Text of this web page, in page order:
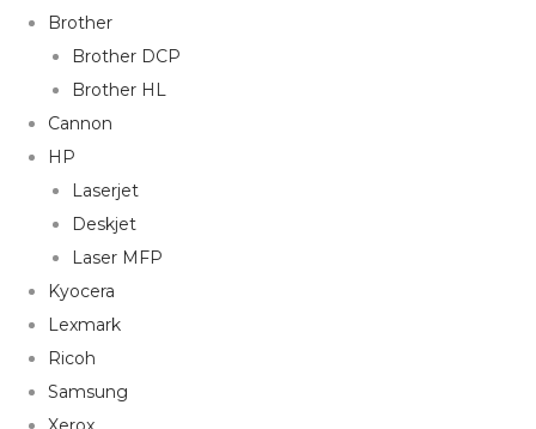
Brother
Brother DCP
Brother HL
Cannon
HP
Laserjet
Deskjet
Laser MFP
Kyocera
Lexmark
Ricoh
Samsung